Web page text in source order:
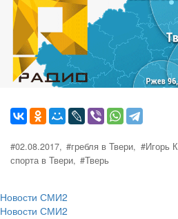
#02.08.2017, #гребля в Твери, #Игорь
спорта в Твери, #Тверь
Новости СМИ2
Новости СМИ2